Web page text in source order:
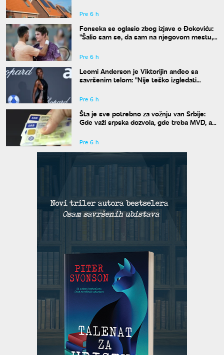
Pre 6 h
Fonseka se oglasio zbog izjave o Đokoviću:
"Šalio sam se, da sam na njegovom mestu,
Pre 6 h
Leomi Anderson je Viktorijin anđeo sa
savršenim telom: "Nije teško izgledati
Pre 6 h
Šta je sve potrebno za vožnju van Srbije:
Gde važi srpska dozvola, gde treba MVD, a
Pre 6 h